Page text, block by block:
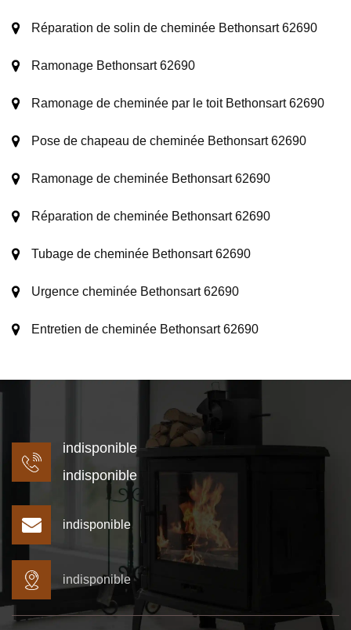
Réparation de solin de cheminée Bethonsart 62690
Ramonage Bethonsart 62690
Ramonage de cheminée par le toit Bethonsart 62690
Pose de chapeau de cheminée Bethonsart 62690
Ramonage de cheminée Bethonsart 62690
Réparation de cheminée Bethonsart 62690
Tubage de cheminée Bethonsart 62690
Urgence cheminée Bethonsart 62690
Entretien de cheminée Bethonsart 62690
indisponible
indisponible
indisponible
indisponible